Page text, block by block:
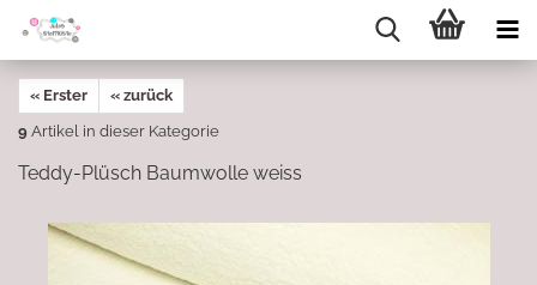
« Erster
« zurück
9 Artikel in dieser Kategorie
Teddy-Plüsch Baumwolle weiss